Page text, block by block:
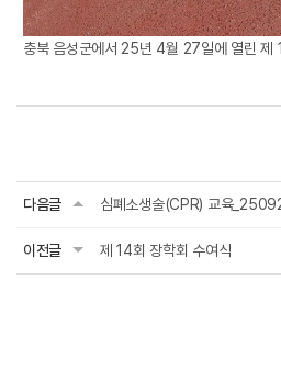
충북 음성군에서 25년 4월 27일에 열린 제
다음글 심폐소생술(CPR) 교육
이전글 제 14회 장학회 수여식